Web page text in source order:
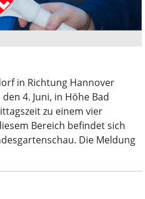
in Richtung Hannover
4. Juni, in Höhe Bad
zu einem vier
Bereich befindet sich
Die Meldung